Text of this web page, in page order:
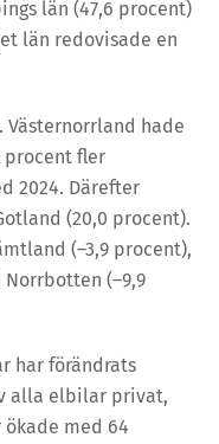
län (47,6 procent)
län redovisade en
hade
procent fler
2024. Därefter
(20,0 procent).
(–3,9 procent),
(–9,9
har förändrats
alla elbilar privat,
med 64